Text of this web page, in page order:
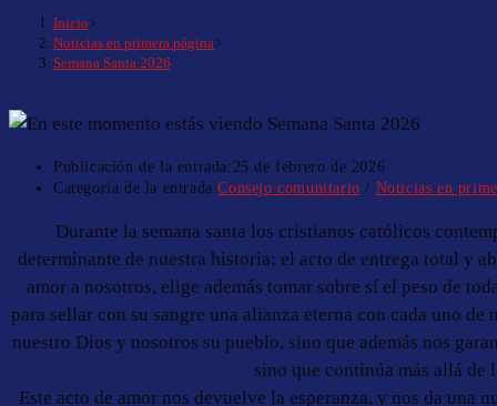
Inicio>
Noticias en primera página>
Semana Santa 2026
Publicación de la entrada: 25 de febrero de 2026
Categoría de la entrada:Consejo comunitario / Noticias en
Durante la semana santa los cristianos católicos
determinante de nuestra historia: el acto de entrega total y
amor a nosotros, elige además tomar sobre sí el peso de
para sellar con su sangre una alianza eterna con cada uno
nuestro Dios y nosotros su pueblo, sino que además nos
sino que continúa más allá de
Este acto de amor nos devuelve la esperanza, y nos da una